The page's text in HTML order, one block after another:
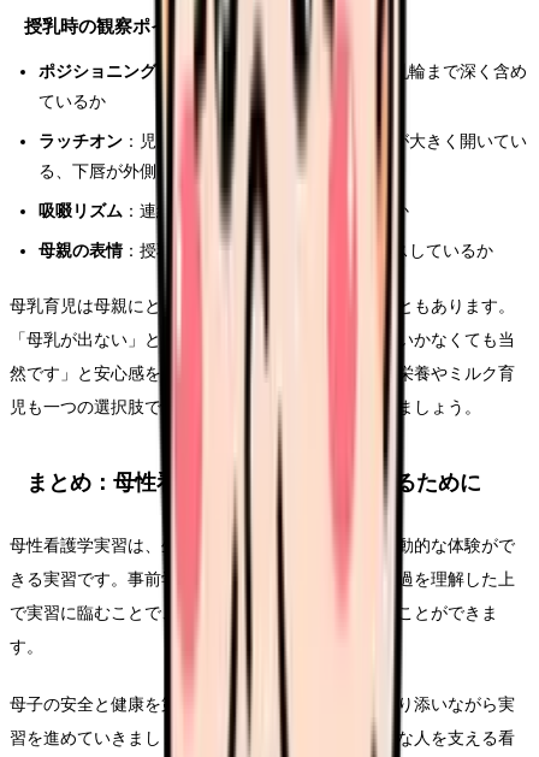
授乳時の観察ポイント
ポジショニング ：母親の姿勢は楽か、児の口が乳輪まで深く含め
ているか
ラッチオン ：児が正しく吸着できているか（口が大きく開いてい
る、下唇が外側にめくれている）
吸啜リズム ：連続的な吸啜と嚥下が確認できるか
母親の表情：授乳中に痛みがないか、リラックスしているか
母乳育児は母親にとって強いプレッシャーになることもあります。
「母乳が出ない」と悩む褥婦には、「最初はうまくいかなくても当
然です」と安心感を与える声かけが大切です。混合栄養やミルク育
児も一つの選択肢であることを理解した上で関わりましょう。
まとめ：母性看護学実習を有意義にするために
母性看護学実習は、生命の誕生に立ち会うという感動的な体験がで
きる実習です。事前学習をしっかり行い、正常な経過を理解した上
で実習に臨むことで、異常の早期発見にもつなげることができま
す。
母子の安全と健康を第一に考え、褥婦の気持ちに寄り添いながら実
習を進めていきましょう。母性看護で学んだ「健康な人を支える看